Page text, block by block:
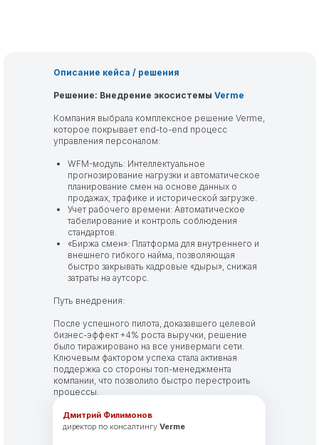
Описание кейса / решения
Решение: Внедрение экосистемы Verme
Компания выбрала комплексное решение Verme,
которое покрывает end-to-end процесс
управления персоналом:
WFM-модуль: Интеллектуальное
прогнозирование нагрузки и автоматическое
планирование смен на основе данных о
продажах, трафике и исторической загрузке.
Учет рабочего времени: Автоматическое
табелирование и контроль соблюдения
стандартов.
«Биржа смен»: Платформа для внутреннего и
внешнего гибкого найма, позволяющая
быстро закрывать кадровые «дыры», снижая
затраты на аутсорс.
Путь внедрения:
После успешного пилота, доказавшего целевой
бизнес-эффект +4% роста выручки, решение
было тиражировано на все универмаги сети.
Ключевым фактором успеха стала активная
поддержка со стороны топ-менеджмента
компании, что позволило быстро перестроить
процессы.
Дмитрий Филимонов
директор по консалтингу Verme